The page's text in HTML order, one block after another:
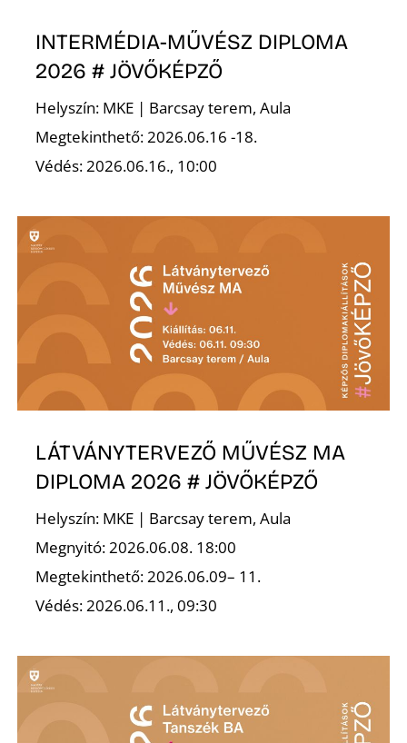
INTERMÉDIA-MŰVÉSZ DIPLOMA
2026 # JÖVŐKÉPZŐ
Helyszín: MKE | Barcsay terem, Aula
Megtekinthető: 2026.06.16 -18.
Védés: 2026.06.16., 10:00
LÁTVÁNYTERVEZŐ MŰVÉSZ MA
DIPLOMA 2026 # JÖVŐKÉPZŐ
Helyszín: MKE | Barcsay terem, Aula
Megnyitó: 2026.06.08. 18:00
Megtekinthető: 2026.06.09– 11.
Védés: 2026.06.11., 09:30